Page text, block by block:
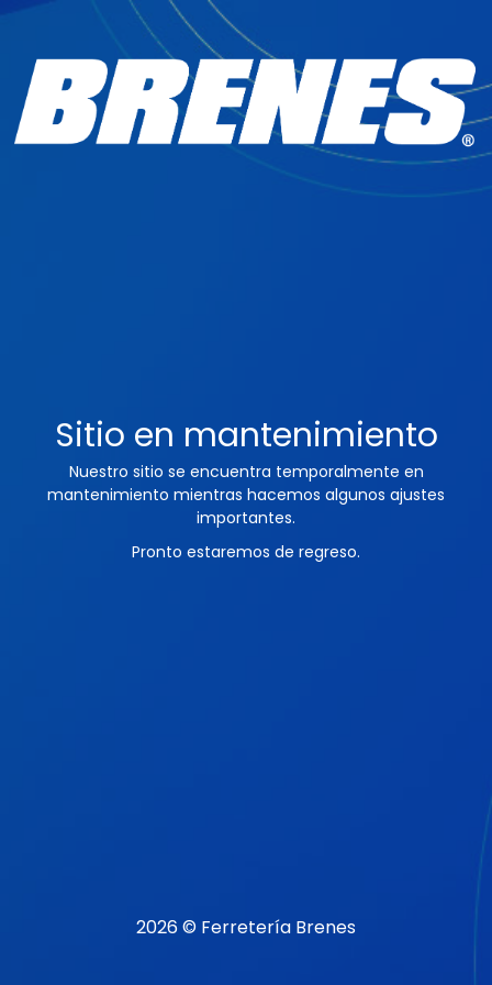
Sitio en mantenimiento
Nuestro sitio se encuentra temporalmente en
mantenimiento mientras hacemos algunos ajustes
importantes.
Pronto estaremos de regreso.
2026 © Ferretería Brenes